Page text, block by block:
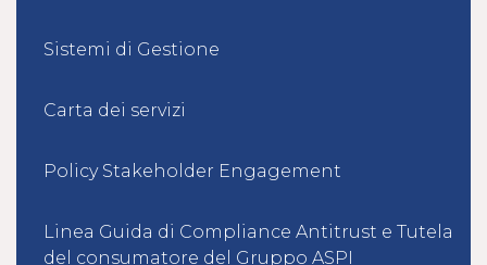
Sistemi di Gestione
Carta dei servizi
Policy Stakeholder Engagement
Linea Guida di Compliance Antitrust e Tutela
del consumatore del Gruppo ASPI